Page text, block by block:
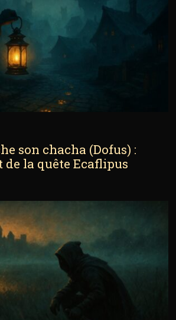
son chacha (Dofus) :
de la quête Ecaflipus